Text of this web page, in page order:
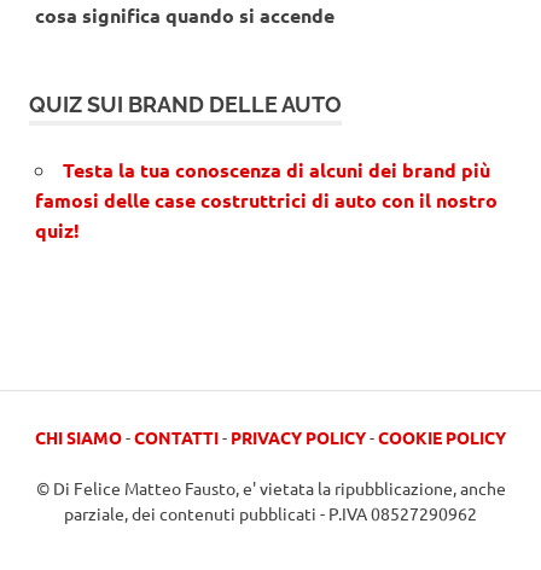
cosa significa quando si accende
QUIZ SUI BRAND DELLE AUTO
Testa la tua conoscenza di alcuni dei brand più
famosi delle case costruttrici di auto con il nostro
quiz!
CHI SIAMO-CONTATTI- PRIVACY POLICY-COOKIE POLICY
© Di Felice Matteo Fausto, e' vietata la ripubblicazione, anche
parziale, dei contenuti pubblicati - P.IVA 08527290962